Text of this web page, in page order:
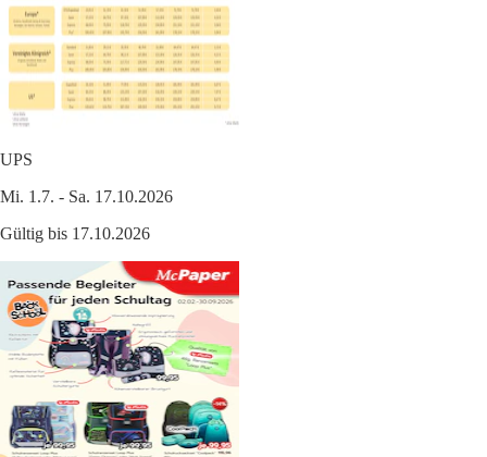
UPS
Mi. 1.7. - Sa. 17.10.2026
Gültig bis 17.10.2026